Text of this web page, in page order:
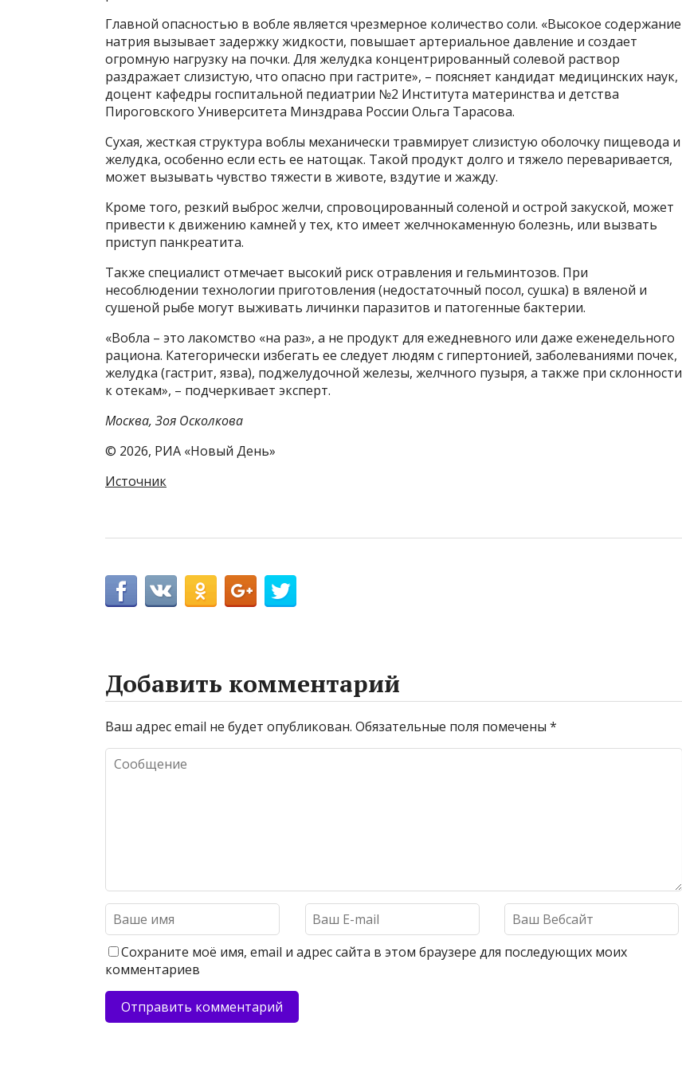
Главной опасностью в вобле является чрезмерное количество соли. «Высокое содержание
натрия вызывает задержку жидкости, повышает артериальное давление и создает
огромную нагрузку на почки. Для желудка концентрированный солевой раствор
раздражает слизистую, что опасно при гастрите», – поясняет кандидат медицинских наук,
доцент кафедры госпитальной педиатрии №2 Института материнства и детства
Пироговского Университета Минздрава России Ольга Тарасова.
Сухая, жесткая структура воблы механически травмирует слизистую оболочку пищевода и
желудка, особенно если есть ее натощак. Такой продукт долго и тяжело переваривается,
может вызывать чувство тяжести в животе, вздутие и жажду.
Кроме того, резкий выброс желчи, спровоцированный соленой и острой закуской, может
привести к движению камней у тех, кто имеет желчнокаменную болезнь, или вызвать
приступ панкреатита.
Также специалист отмечает высокий риск отравления и гельминтозов. При
несоблюдении технологии приготовления (недостаточный посол, сушка) в вяленой и
сушеной рыбе могут выживать личинки паразитов и патогенные бактерии.
«Вобла – это лакомство «на раз», а не продукт для ежедневного или даже еженедельного
рациона. Категорически избегать ее следует людям с гипертонией, заболеваниями почек,
желудка (гастрит, язва), поджелудочной железы, желчного пузыря, а также при склонности
к отекам», – подчеркивает эксперт.
Москва, Зоя Осколкова
© 2026, РИА «Новый День»
Источник
Добавить комментарий
Ваш адрес email не будет опубликован. Обязательные поля помечены *
Сохраните моё имя, email и адрес сайта в этом браузере для последующих моих
комментариев